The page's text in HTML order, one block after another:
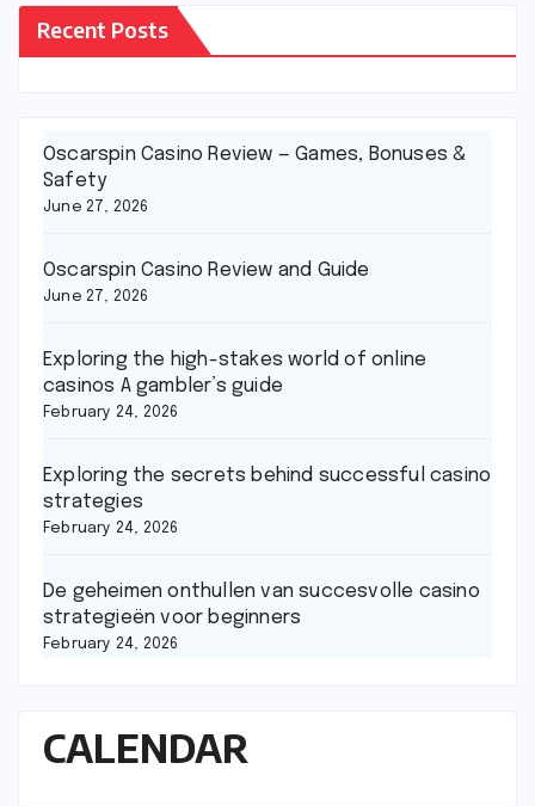
Recent Posts
Oscarspin Casino Review — Games, Bonuses &
Safety
June 27, 2026
Oscarspin Casino Review and Guide
June 27, 2026
Exploring the high-stakes world of online
casinos A gambler’s guide
February 24, 2026
Exploring the secrets behind successful casino
strategies
February 24, 2026
De geheimen onthullen van succesvolle casino
strategieën voor beginners
February 24, 2026
CALENDAR